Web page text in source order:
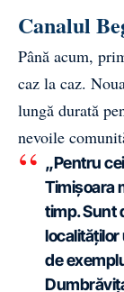
Canalul
Până acum,
caz la caz.
lungă durată
nevoile
„Pentru
Timișoara
timp. Sunt
localităților
de